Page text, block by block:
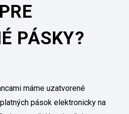
PÁSKY?
máme uzatvorené
pások elektronicky na